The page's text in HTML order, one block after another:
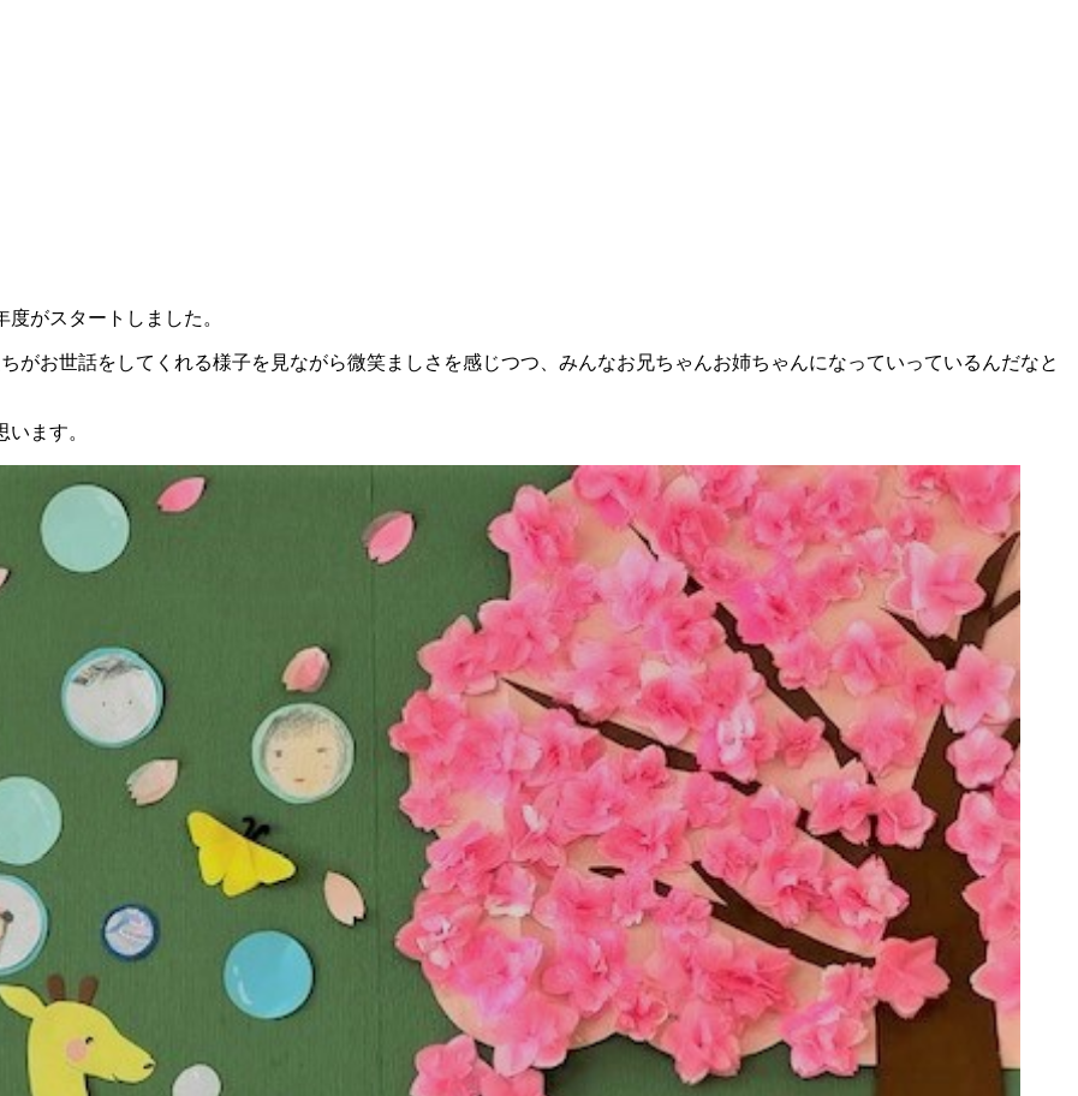
がスタートしました。
がお世話をしてくれる様子を見ながら微笑ましさを感じつつ、みんなお兄ちゃんお姉ちゃんになっていっているんだなと
ます。